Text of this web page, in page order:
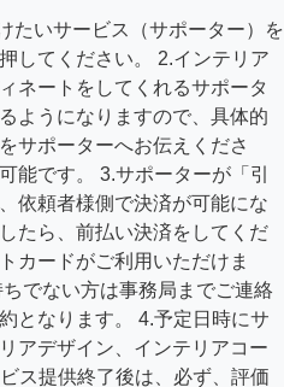
たいサービス（サポーター）を
してください。 2.インテリア
ネートをしてくれるサポータ
ようになりますので、具体的
サポーターへお伝えくださ
能です。 3.サポーターが「引
依頼者様側で決済が可能にな
たら、前払い決済をしてくだ
カードがご利用いただけま
でない方は事務局までご連絡
となります。 4.予定日時にサ
アデザイン、インテリアコー
ス提供終了後は、必ず、評価